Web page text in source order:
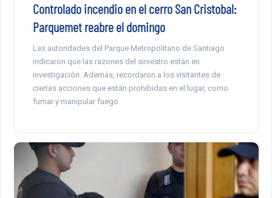
Controlado incendio en el cerro San Cristobal:
Parquemet reabre el domingo
Las autoridades del Parque Metropolitano de Santiago
indicaron que las razones del siniestro están en
investigación. Además, recordaron a los visitantes de
ciertas acciones que están prohibidas en el lugar, como
fumar y manipular fuego.